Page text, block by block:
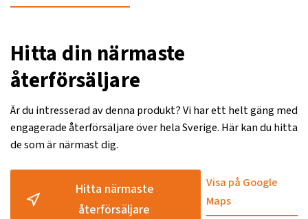
Hitta din närmaste
återförsäljare
Är du intresserad av denna produkt? Vi har ett helt gäng med
engagerade återförsäljare över hela Sverige. Här kan du hitta
de som är närmast dig.
Hitta närmaste
återförsäljare
Visa på Google
Maps